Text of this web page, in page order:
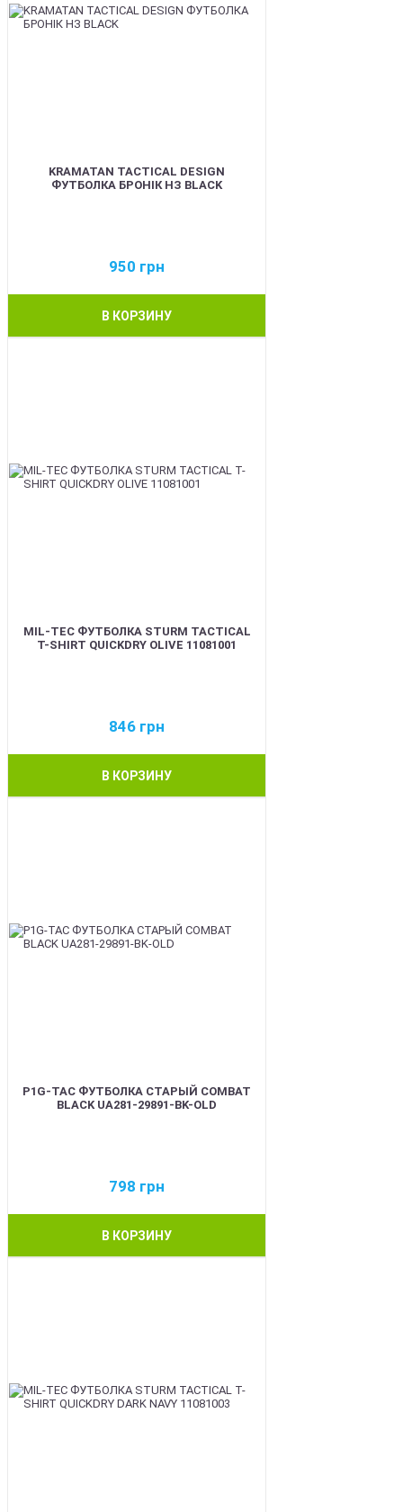
KRAMATAN TACTICAL DESIGN
ФУТБОЛКА БРОНІК НЗ BLACK
950 грн
В КОРЗИНУ
MIL-TEC ФУТБОЛКА STURM TACTICAL
T-SHIRT QUICKDRY OLIVE 11081001
846 грн
В КОРЗИНУ
P1G-TAC ФУТБОЛКА СТАРЫЙ COMBAT
BLACK UA281-29891-BK-OLD
798 грн
В КОРЗИНУ